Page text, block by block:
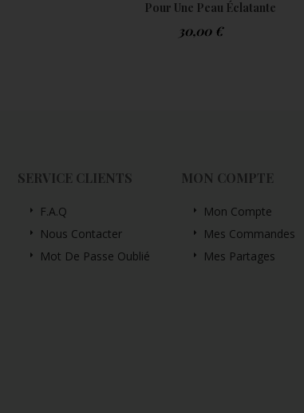
Pour Une Peau Éclatante
30,00 €
SERVICE CLIENTS
F.A.Q
Nous Contacter
Mot De Passe Oublié
MON COMPTE
Mon Compte
Mes Commandes
Mes Partages